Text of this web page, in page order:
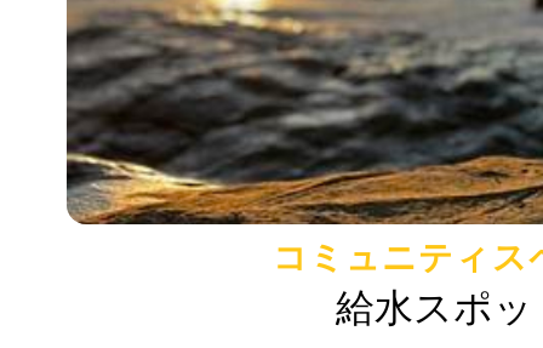
コミュニティス
給水スポッ